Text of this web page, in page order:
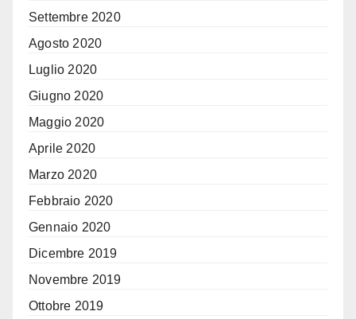
Settembre 2020
Agosto 2020
Luglio 2020
Giugno 2020
Maggio 2020
Aprile 2020
Marzo 2020
Febbraio 2020
Gennaio 2020
Dicembre 2019
Novembre 2019
Ottobre 2019